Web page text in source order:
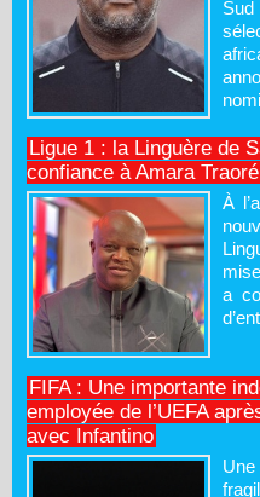
Ligue 1 : la Linguère de
confiance à Amara Traoré
À
a
FIFA : Une importante
employée de l’UEFA
avec Infantino